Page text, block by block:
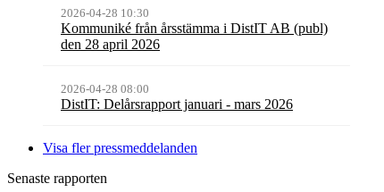
2026-04-28 10:30
Kommuniké från årsstämma i DistIT AB (publ)
den 28 april 2026
2026-04-28 08:00
DistIT: Delårsrapport januari - mars 2026
Visa fler pressmeddelanden
Senaste rapporten